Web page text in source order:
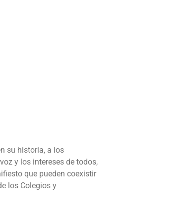
su historia, a los
y los intereses de todos,
que pueden coexistir
los Colegios y